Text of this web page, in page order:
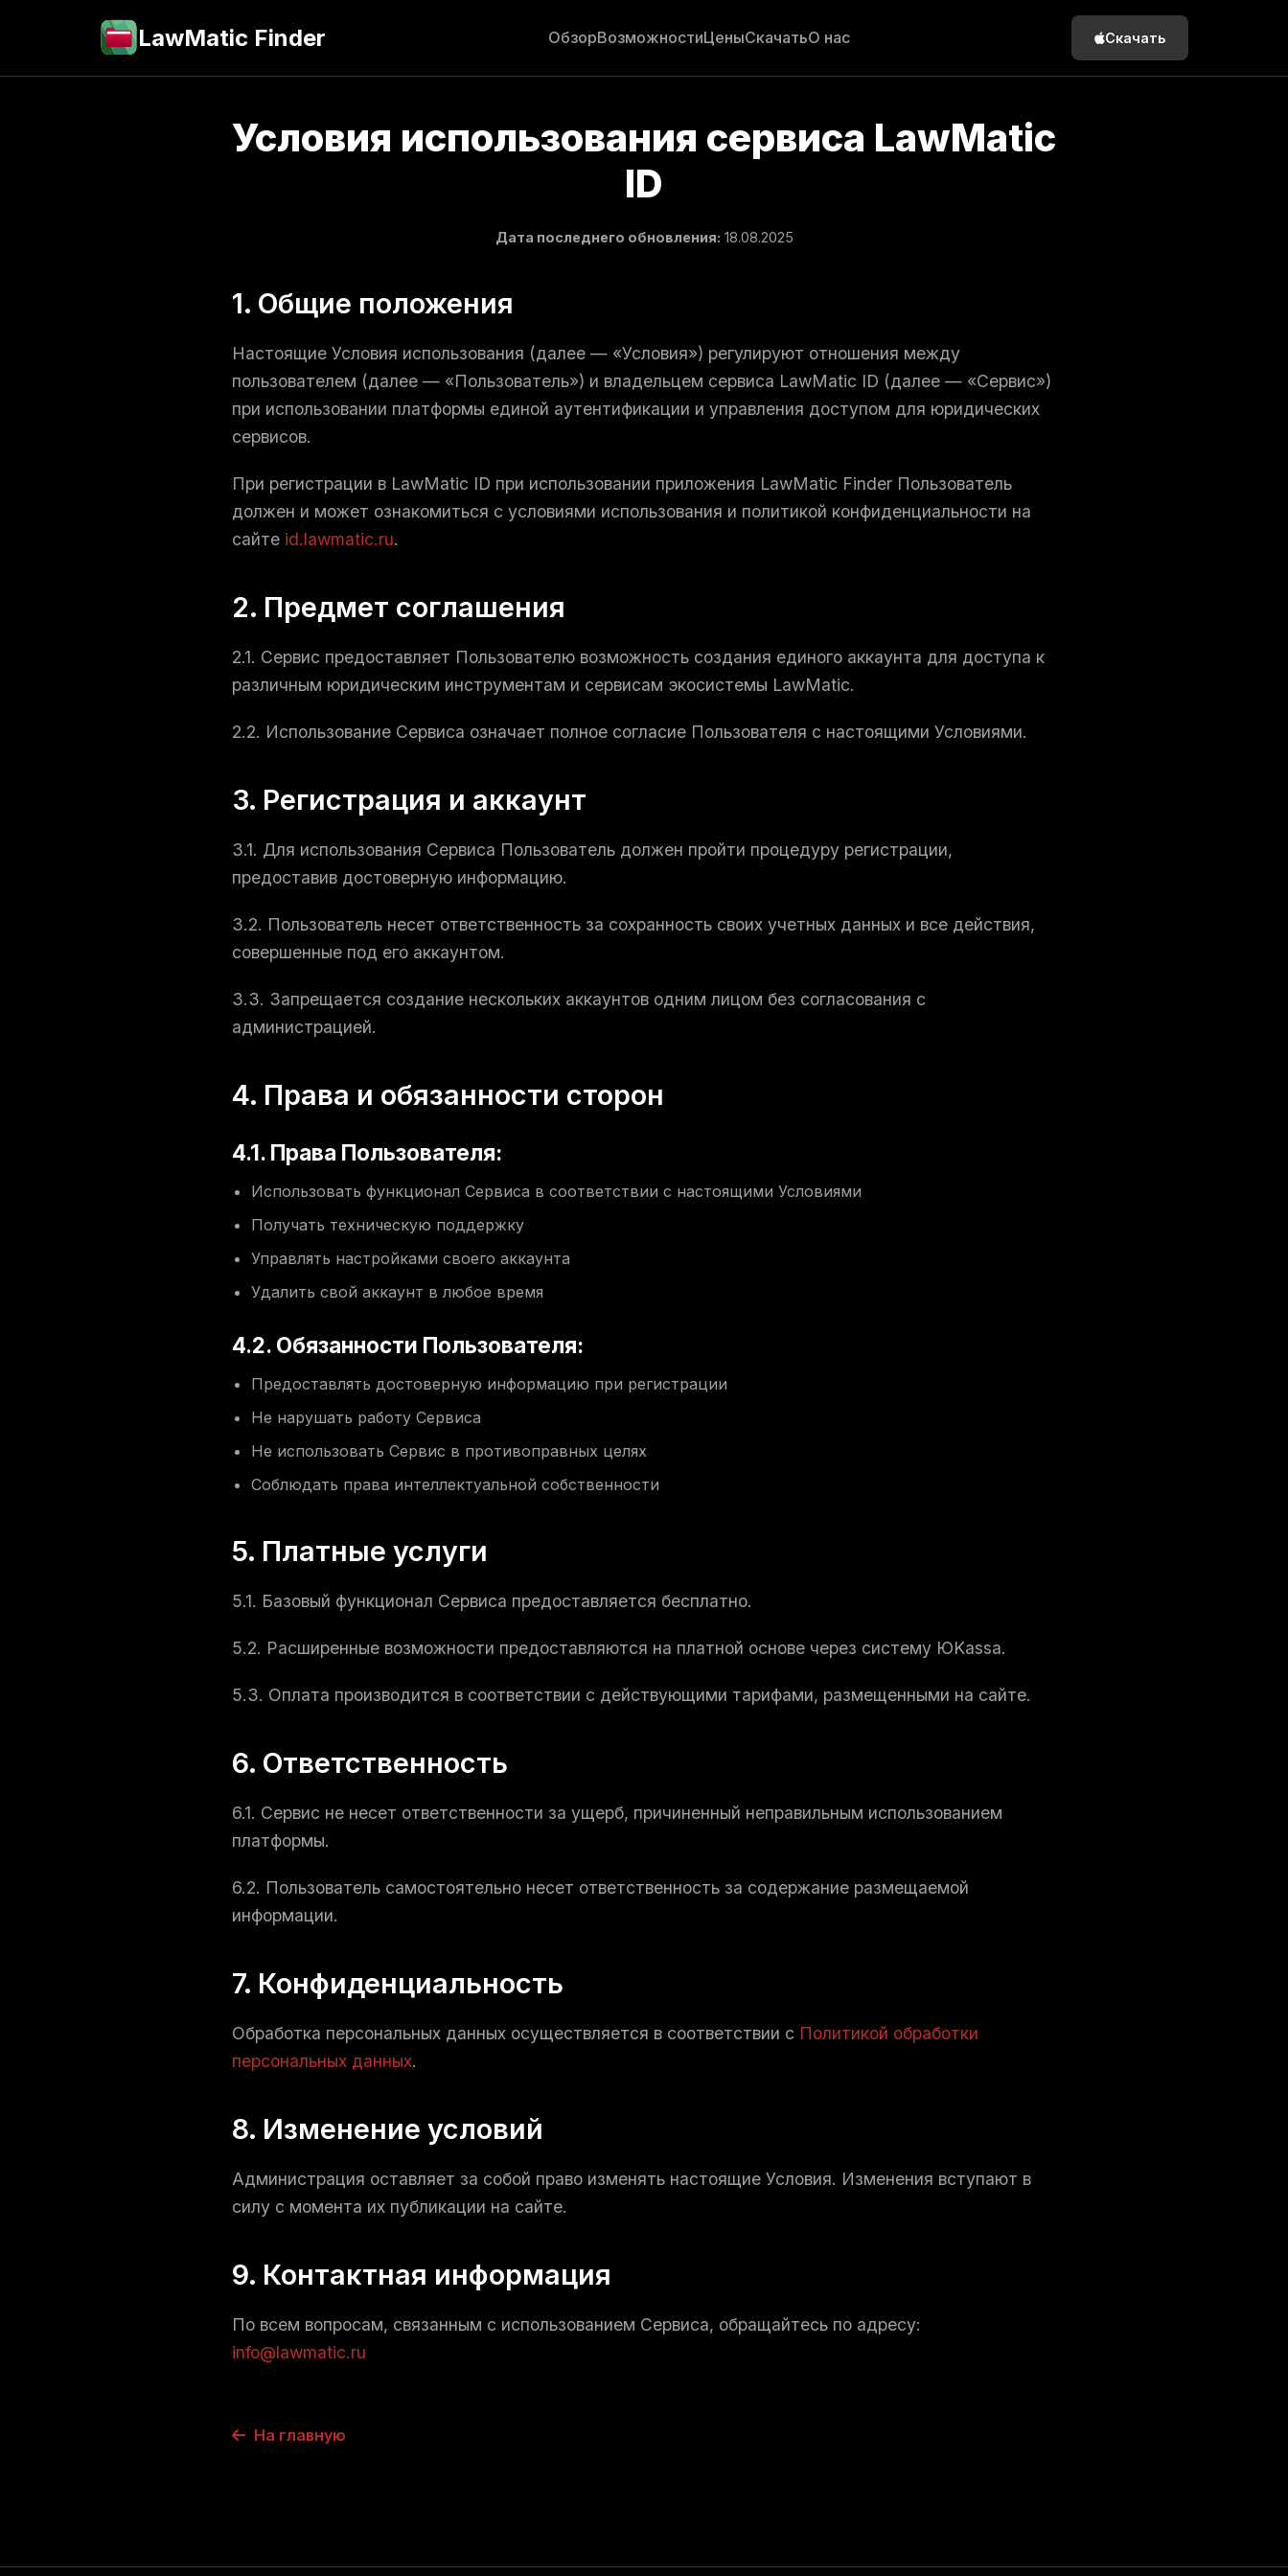
LawMatic Finder ОбзорВозможностиЦеныСкачатьО нас Скачать
Условия использования сервиса LawMatic
ID
Дата последнего обновления: 18.08.2025
1. Общие положения
Настоящие Условия использования (далее — «Условия») регулируют отношения между
пользователем (далее — «Пользователь») и владельцем сервиса LawMatic ID (далее — «Сервис»)
при использовании платформы единой аутентификации и управления доступом для юридических
сервисов.
При регистрации в LawMatic ID при использовании приложения LawMatic Finder Пользователь
должен и может ознакомиться с условиями использования и политикой конфиденциальности на
сайте id.lawmatic.ru.
2. Предмет соглашения
2.1. Сервис предоставляет Пользователю возможность создания единого аккаунта для доступа к
различным юридическим инструментам и сервисам экосистемы LawMatic.
2.2. Использование Сервиса означает полное согласие Пользователя с настоящими Условиями.
3. Регистрация и аккаунт
3.1. Для использования Сервиса Пользователь должен пройти процедуру регистрации,
предоставив достоверную информацию.
3.2. Пользователь несет ответственность за сохранность своих учетных данных и все действия,
совершенные под его аккаунтом.
3.3. Запрещается создание нескольких аккаунтов одним лицом без согласования с
администрацией.
4. Права и обязанности сторон
4.1. Права Пользователя:
Использовать функционал Сервиса в соответствии с настоящими Условиями
Получать техническую поддержку
Управлять настройками своего аккаунта
Удалить свой аккаунт в любое время
4.2. Обязанности Пользователя:
Предоставлять достоверную информацию при регистрации
Не нарушать работу Сервиса
Не использовать Сервис в противоправных целях
Соблюдать права интеллектуальной собственности
5. Платные услуги
5.1. Базовый функционал Сервиса предоставляется бесплатно.
5.2. Расширенные возможности предоставляются на платной основе через систему ЮKassa.
5.3. Оплата производится в соответствии с действующими тарифами, размещенными на сайте.
6. Ответственность
6.1. Сервис не несет ответственности за ущерб, причиненный неправильным использованием
платформы.
6.2. Пользователь самостоятельно несет ответственность за содержание размещаемой
информации.
7. Конфиденциальность
Обработка персональных данных осуществляется в соответствии с Политикой обработки
персональных данных.
8. Изменение условий
Администрация оставляет за собой право изменять настоящие Условия. Изменения вступают в
силу с момента их публикации на сайте.
9. Контактная информация
По всем вопросам, связанным с использованием Сервиса, обращайтесь по адресу:
info@lawmatic.ru
На главную